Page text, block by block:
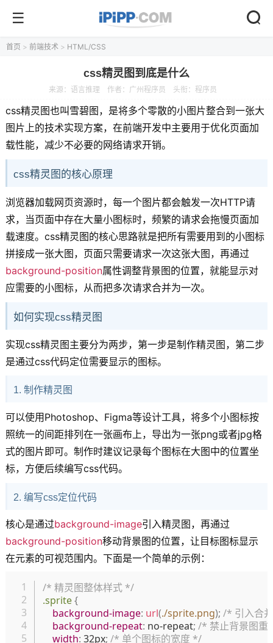
首页 > 前端技术 > HTML/CSS
css精灵图到底是什么
来源： 语言推理 作者：广州程序员 头衔：程序员
css精灵图也叫雪碧图，是将多个零散的小图片整合到一张大
图片上的技术实现方案，在前端开发中主要用于优化页面加
载性能，减少不必要的网络请求开销。
css精灵图的核心原理
浏览器加载网页资源时，每一个图片都会触发一次HTTP请
求，当页面中存在大量小图标时，频繁的请求会拖慢页面加
载速度。css精灵图的核心思路就是把所有需要用到的小图标
拼接成一张大图，页面只需要请求一次这张大图，再通过
background-position属性调整背景图的位置，就能显示对
应需要的小图标，从而把多次请求合并为一次。
如何实现css精灵图
实现css精灵图主要分为两步，第一步是制作精灵图，第二步
是通过css代码定位需要显示的图标。
1. 制作精灵图
可以使用Photoshop、Figma等设计工具，将多个小图标按
照统一的间距排列在一张画布上，导出为一张png或者jpg格
式的图片即可。制作时建议记录每个图标在大图中的位置坐
标，方便后续编写css代码。
2. 编写css定位代码
核心是通过background-image引入精灵图，再通过
background-position移动背景图的位置，让目标图标显示
在元素的可视范围内。下面是一个简单的示例：
/* 精灵图整体样式 */
.sprite{
background-image: url(./sprite.png); /* 引入合
background-repeat: no-repeat; /* 禁止背景图重
width: 32px; /* 单个图标的宽度 */